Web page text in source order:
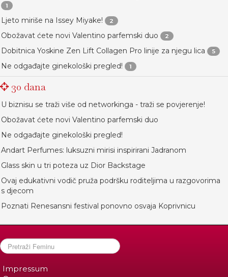
1
Ljeto miriše na Issey Miyake! 2
Obožavat ćete novi Valentino parfemski duo 2
Dobitnica Yoskine Zen Lift Collagen Pro linije za njegu lica 5
Ne odgađajte ginekološki pregled! 1
30 dana
U biznisu se traži više od networkinga - traži se povjerenje!
Obožavat ćete novi Valentino parfemski duo
Ne odgađajte ginekološki pregled!
Andart Perfumes: luksuzni mirisi inspirirani Jadranom
Glass skin u tri poteza uz Dior Backstage
Ovaj edukativni vodič pruža podršku roditeljima u razgovorima
s djecom
Poznati Renesansni festival ponovno osvaja Koprivnicu
Impressum